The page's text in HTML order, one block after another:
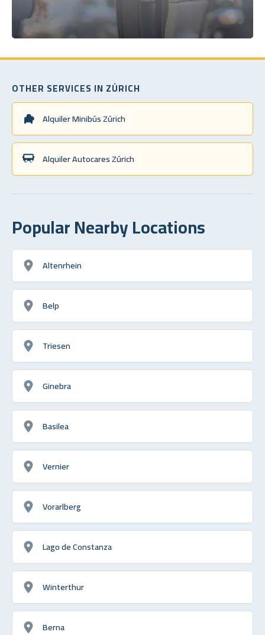
OTHER SERVICES IN ZÚRICH
Alquiler Minibús Zúrich
Alquiler Autocares Zúrich
Popular Nearby Locations
Altenrhein
Belp
Triesen
Ginebra
Basilea
Vernier
Vorarlberg
Lago de Constanza
Winterthur
Berna